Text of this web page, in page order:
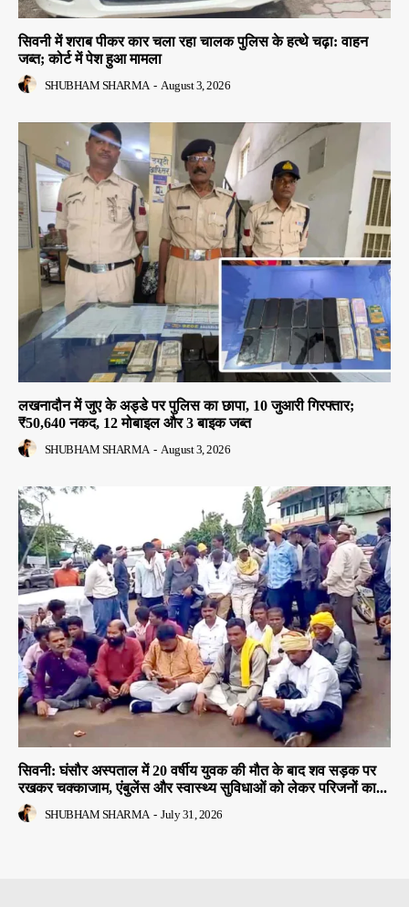
सिवनी में शराब पीकर कार चला रहा चालक पुलिस के हत्थे चढ़ा: वाहन
जब्त; कोर्ट में पेश हुआ मामला
SHUBHAM SHARMA - August 3, 2026
लखनादौन में जुए के अड्डे पर पुलिस का छापा, 10 जुआरी गिरफ्तार;
₹50,640 नकद, 12 मोबाइल और 3 बाइक जब्त
SHUBHAM SHARMA - August 3, 2026
सिवनी: घंसौर अस्पताल में 20 वर्षीय युवक की मौत के बाद शव सड़क पर
रखकर चक्काजाम, एंबुलेंस और स्वास्थ्य सुविधाओं को लेकर परिजनों का...
SHUBHAM SHARMA - July 31, 2026